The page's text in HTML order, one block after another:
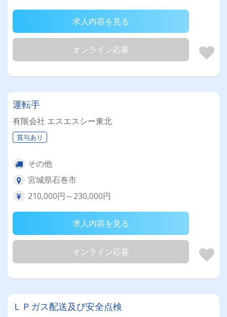
求人内容を見る
オンライン応募
運転手
有限会社 エスエスシー東北
賞与あり
その他
宮城県石巻市
210,000円～230,000円
求人内容を見る
オンライン応募
ＬＰガス配送及び安全点検